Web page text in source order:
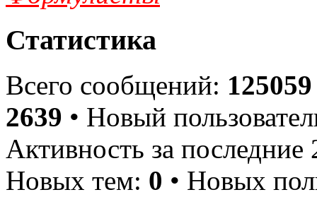
Статистика
Всего сообщений: 125059
2639 • Новый
Активность за
Новых тем: 0 • Новых